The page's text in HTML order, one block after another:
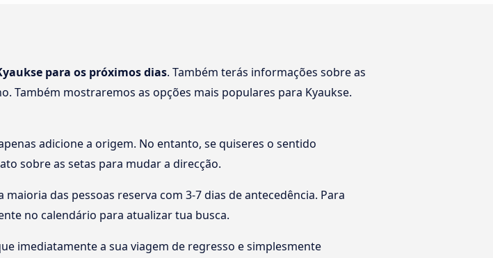
para os próximos dias. Também terás informações sobre as
Também mostraremos as opções mais populares para Kyaukse.
adicione a origem. No entanto, se quiseres o sentido
sobre as setas para mudar a direcção.
das pessoas reserva com 3-7 dias de antecedência. Para
no calendário para atualizar tua busca.
imediatamente a sua viagem de regresso e simplesmente